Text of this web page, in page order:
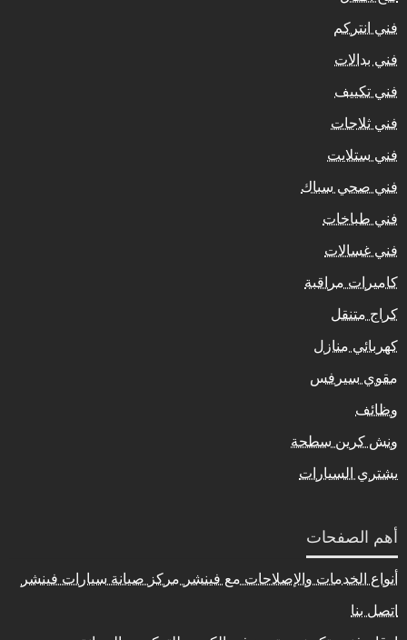
فني انتركم
فني بدالات
فني تكييف
فني ثلاجات
فني ستلايت
فني صحي سباك
فني طباخات
فني غسالات
كاميرات مراقبة
كراج متنقل
كهربائي منازل
مقوي سيرفس
وظائف
ونش كرين سطحة
يشتري السيارات
أهم الصفحات
أنواع الخدمات والإصلاحات مع فينشر مركز صيانة سيارات فينشر
اتصل بنا